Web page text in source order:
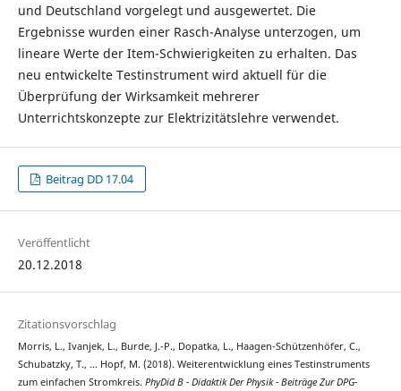
und Deutschland vorgelegt und ausgewertet. Die
Ergebnisse wurden einer Rasch-Analyse unterzogen, um
lineare Werte der Item-Schwierigkeiten zu erhalten. Das
neu entwickelte Testinstrument wird aktuell für die
Überprüfung der Wirksamkeit mehrerer
Unterrichtskonzepte zur Elektrizitätslehre verwendet.
Beitrag DD 17.04
Veröffentlicht
20.12.2018
Zitationsvorschlag
Morris, L., Ivanjek, L., Burde, J.-P., Dopatka, L., Haagen-Schützenhöfer, C.,
Schubatzky, T., … Hopf, M. (2018). Weiterentwicklung eines Testinstruments
zum einfachen Stromkreis. PhyDid B - Didaktik Der Physik - Beiträge Zur DPG-